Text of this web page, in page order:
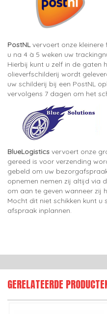
PostNLvervoert onze kleinere
u na 4 à 5 weken uw
Hierbij kunt u zelf in de gaten
olieverfschilderij wordt
uw schilderij bij een PostNL
vervolgens 7 dagen om het
BlueLogistics vervoert onze
gereed is voor verzending
gebeld om uw
opnemen nemen zij altijd via
om aan te geven wanneer zij
Mocht dit niet schikken kunt u
afspraak inplannen.
GERELATEERDE